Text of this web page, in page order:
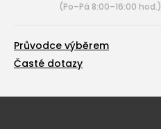
(Po–Pá 8:00–16:00 hod.)
Průvodce výběrem
Časté dotazy